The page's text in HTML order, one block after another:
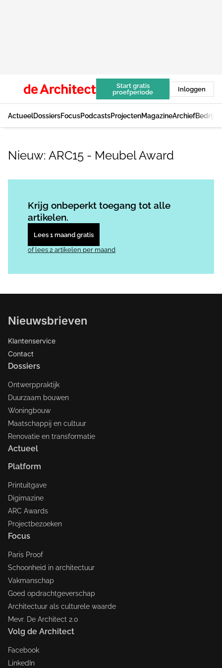
Start gratis
proefperiode
Inloggen
ActueelDossiersFocusPodcastsProjectenMagazineArchief
Nieuw: ARC15 - Meubel Award
Krijg onbeperkt toegang tot alle
artikelen.
Lees 1 maand gratis
of lees 2 artikelen per maand
Nieuwsbrieven
Klantenservice
Contact
Dossiers
Ontwerppraktijk
Duurzaam bouwen
Woningbouw
Maatschappij en cultuur
Renovatie en transformatie
Actueel
Platform
Printuitgave
Digimazine
ARC Awards
Projectbezoeken
Focus
Paris Proof
Schoonheid in architectuur
Vakmanschap
Goed opdrachtgeverschap
Architectuur als culturele waarde
Mevr. De Architect 2.0
Volg de Architect
Facebook
LinkedIn